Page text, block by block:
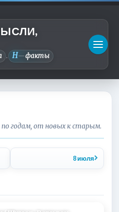
. Н—факты
по годам, от новых к старым.
8 июля